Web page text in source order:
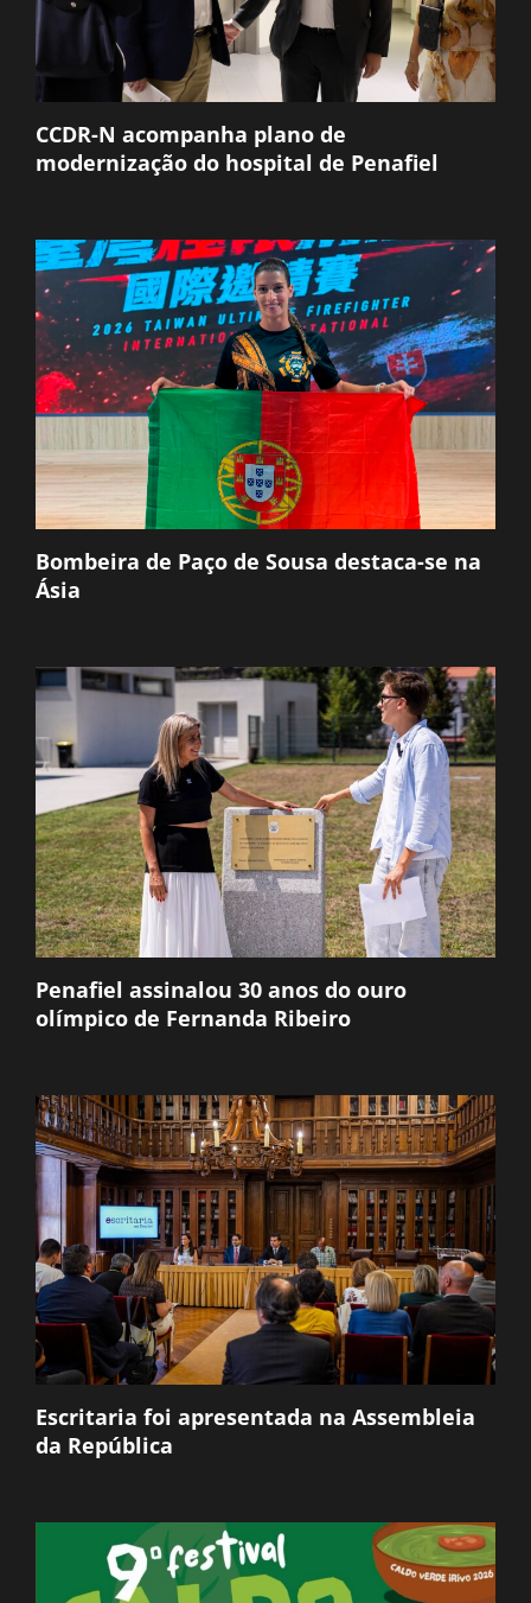
CCDR-N acompanha plano de
modernização do hospital de Penafiel
Bombeira de Paço de Sousa destaca-se na
Ásia
Penafiel assinalou 30 anos do ouro
olímpico de Fernanda Ribeiro
Escritaria foi apresentada na Assembleia
da República